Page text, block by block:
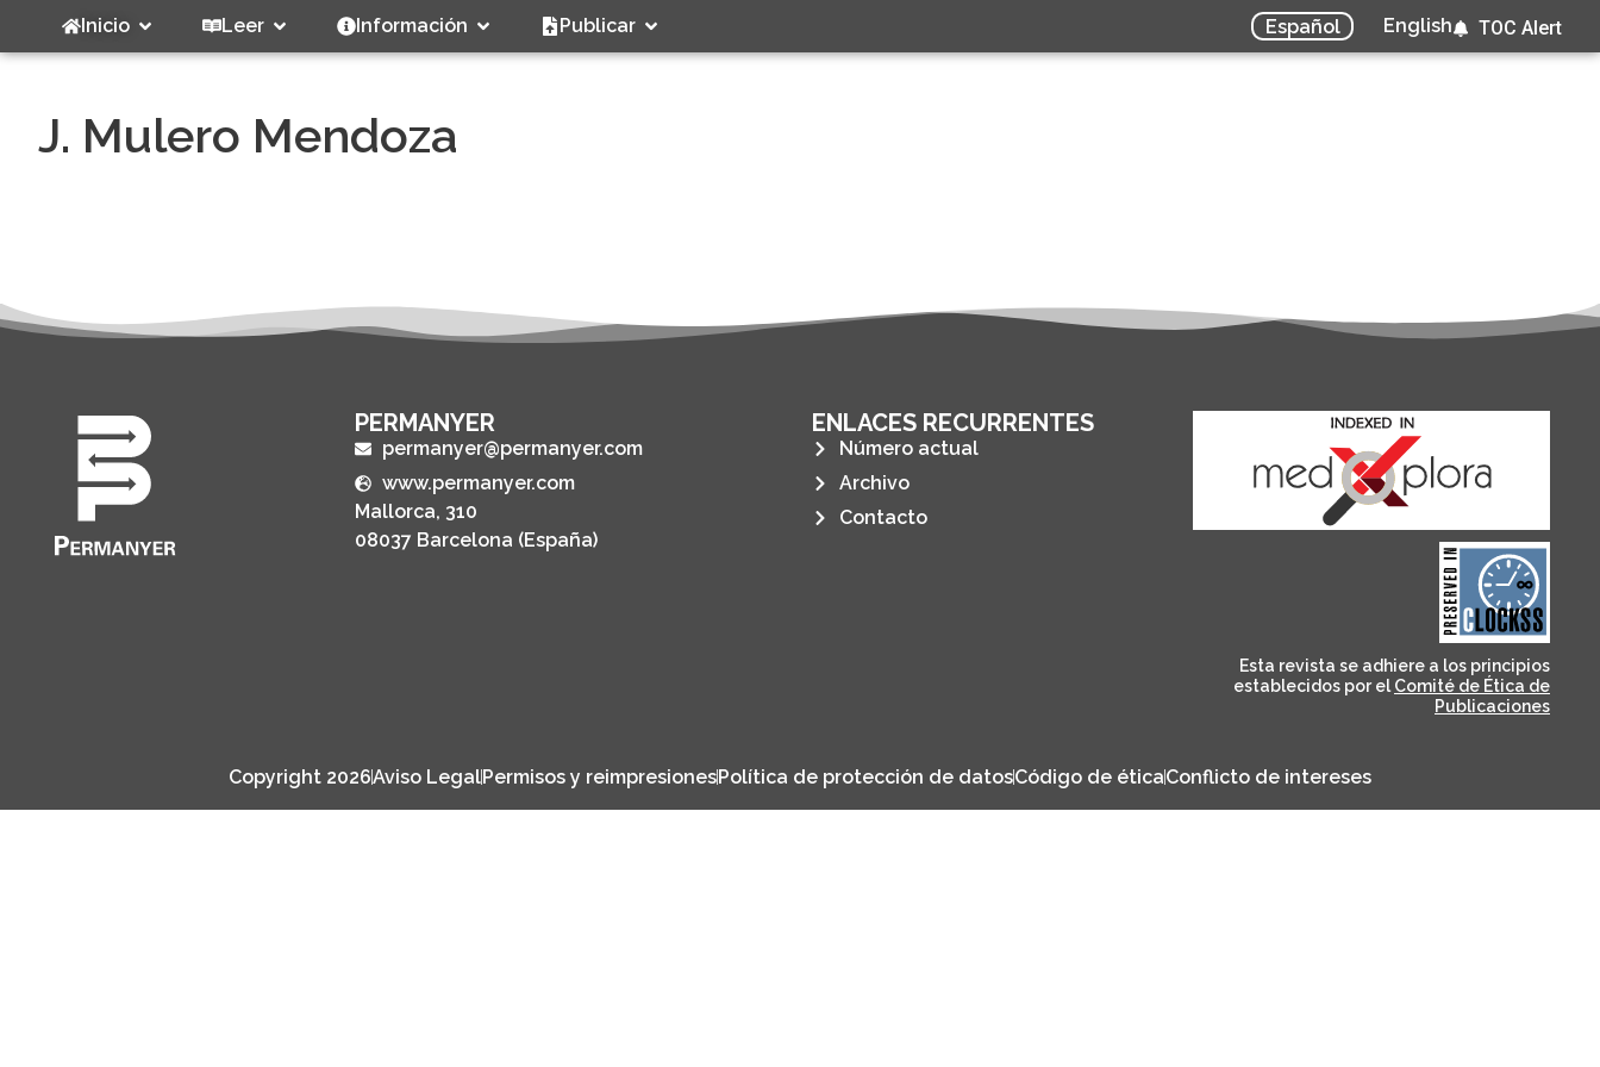
Inicio Leer Información Publicar Español English TOC Alert
J. Mulero Mendoza
PERMANYER
permanyer@permanyer.com
www.permanyer.com
Mallorca, 310
08037 Barcelona (España)
ENLACES RECURRENTES
Número actual
Archivo
Contacto
CLOCKSS is a dak archive
that ensures the long-
term survival of web-
based scholary
publications, governed by
and for its stakeholders.
Esta revista se adhiere a los principios
establecidos por el Comité de Ética de
Publicaciones
Copyright 2026Aviso LegalPermisos y reimpresionesPolítica de protección de datosCódigo de éticaConflicto de intereses